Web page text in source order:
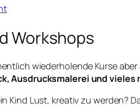
Workshops
wiederholende Kurse
Ausdrucksmalerei und vieles
Kind Lust, kreativ zu werden?